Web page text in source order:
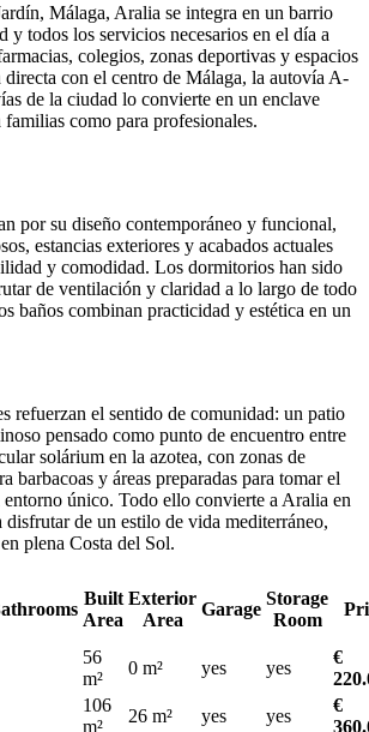
Málaga, Aralia se integra en un barrio
y todos los servicios necesarios en el día a
colegios, zonas deportivas y espacios
con el centro de Málaga, la autovía A-
de la ciudad lo convierte en un enclave
familias como para profesionales.
por su diseño contemporáneo y funcional,
estancias exteriores y acabados actuales
y comodidad. Los dormitorios han sido
de ventilación y claridad a lo largo de todo
baños combinan practicidad y estética en un
refuerzan el sentido de comunidad: un patio
pensado como punto de encuentro entre
solárium en la azotea, con zonas de
barbacoas y áreas preparadas para tomar el
único. Todo ello convierte a Aralia en
disfrutar de un estilo de vida mediterráneo,
plena Costa del Sol.
Built
Area
Exterior
Area
Garage
Storage
Room
56
m²
0 m² yes yes
€
106
m²
26 m² yes yes
€